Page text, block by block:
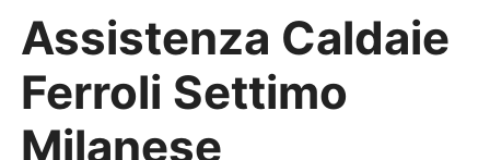
Assistenza Caldaie
Ferroli Settimo
Milanese